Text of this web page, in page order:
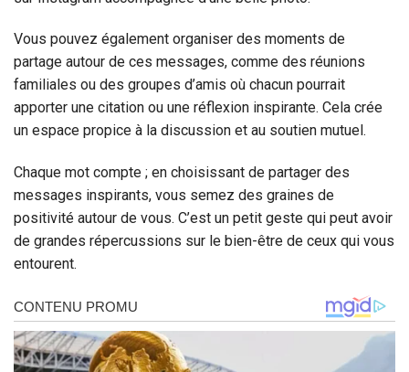
Vous pouvez également organiser des moments de
partage autour de ces messages, comme des réunions
familiales ou des groupes d’amis où chacun pourrait
apporter une citation ou une réflexion inspirante. Cela crée
un espace propice à la discussion et au soutien mutuel.
Chaque mot compte ; en choisissant de partager des
messages inspirants, vous semez des graines de
positivité autour de vous. C’est un petit geste qui peut avoir
de grandes répercussions sur le bien-être de ceux qui vous
entourent.